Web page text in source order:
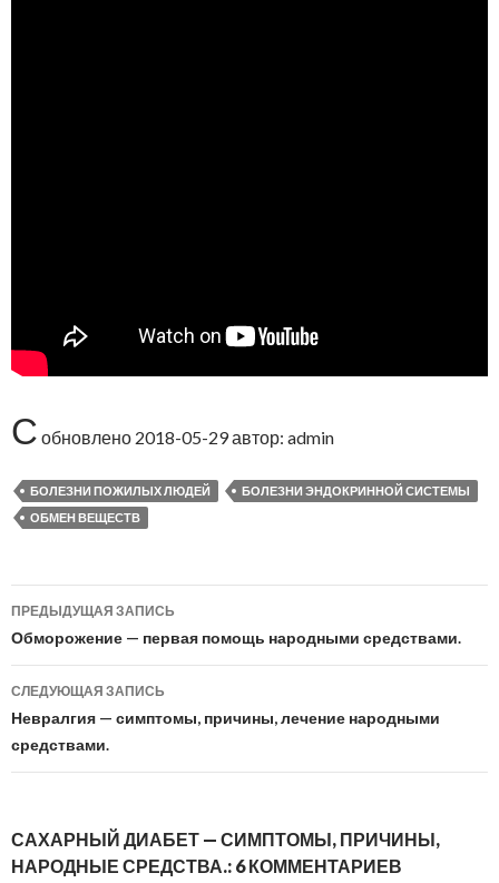
С обновлено 2018-05-29автор: admin
БОЛЕЗНИ ПОЖИЛЫХ ЛЮДЕЙ
БОЛЕЗНИ ЭНДОКРИННОЙ СИСТЕМЫ
ОБМЕН ВЕЩЕСТВ
Навигация
по
записям
ПРЕДЫДУЩАЯ ЗАПИСЬ
Обморожение — первая помощь народными средствами.
СЛЕДУЮЩАЯ ЗАПИСЬ
Невралгия — симптомы, причины, лечение народными
средствами.
САХАРНЫЙ ДИАБЕТ — СИМПТОМЫ, ПРИЧИНЫ,
НАРОДНЫЕ СРЕДСТВА.: 6 КОММЕНТАРИЕВ